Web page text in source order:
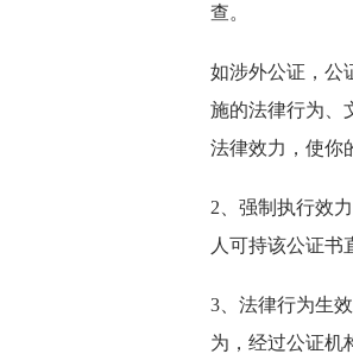
查。
如涉外公证，公
施的法律行为、
法律效力，使你
2、强制执行效
人可持该公证书
3、法律行为生
为，经过公证机